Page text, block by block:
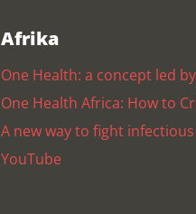
Afrika
One Health: a concept led
One Health Africa: How to
A new way to fight
YouTube